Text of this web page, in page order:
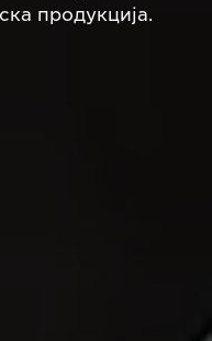
продукција.